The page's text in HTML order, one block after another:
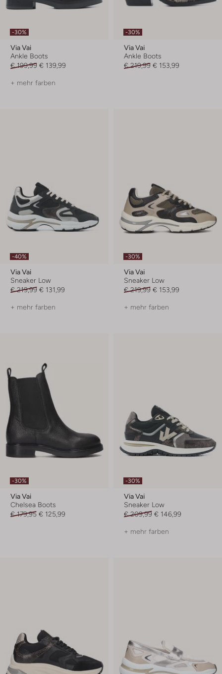
-30%
Via Vai
Ankle Boots
€ 199,99 € 139,99
+ mehr farben
-30%
Via Vai
Ankle Boots
€ 219,99 € 153,99
-40%
Via Vai
Sneaker Low
€ 219,99 € 131,99
+ mehr farben
-30%
Via Vai
Sneaker Low
€ 219,99 € 153,99
+ mehr farben
-30%
Via Vai
Chelsea Boots
€ 179,95 € 125,99
-30%
Via Vai
Sneaker Low
€ 209,99 € 146,99
+ mehr farben